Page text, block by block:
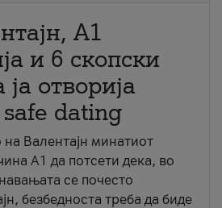
A1
и 6 скопски
отворија
dating
Валентајн минатиот
А1 да потсети дека, во
се почесто
безбедноста треба да биде